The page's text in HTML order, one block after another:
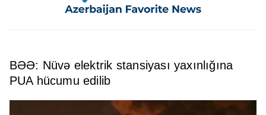
BƏƏ: Nüvə elektrik stansiyası yaxınlığına
PUA hücumu edilib